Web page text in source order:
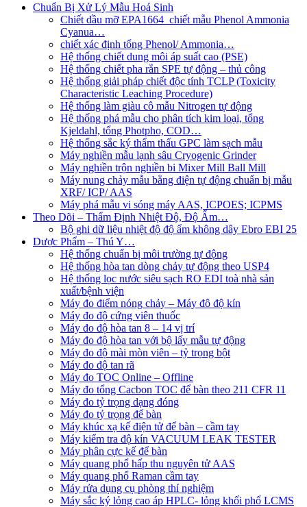
Chuẩn Bị Xử Lý Mẫu Hoá Sinh
Chiết dầu mỡ EPA1664_chiết mẫu Phenol Ammonia
Cyanua…
chiết xác định tổng Phenol/ Ammonia…
Hệ thống chiết dung môi áp suất cao (PSE)
Hệ thống chiết pha rắn SPE tự động – thủ công
Hệ thống giải pháp chiết độc tính TCLP (Toxicity
Characteristic Leaching Procedure)
Hệ thống làm giàu cô mẫu Nitrogen tự động
Hệ thống phá mẫu cho phân tích kim loại, tổng
Kjeldahl, tổng Photpho, COD…
Hệ thống sắc ký thẩm thấu GPC làm sạch mẫu
Máy nghiền mẫu lạnh sâu Cryogenic Grinder
Máy nghiền trộn nghiền bi Mixer Mill Ball Mill
Máy nung chảy mẫu bằng điện tự động chuẩn bị mẫu
XRF/ ICP/ AAS
Máy phá mẫu vi sóng máy AAS, ICPOES; ICPMS
Theo Dõi – Thẩm Định Nhiệt Độ, Độ Ẩm…
Bộ ghi dữ liệu nhiệt độ độ ẩm không dây Ebro EBI 25
Dược Phẩm – Thú Y…
Hệ thống chuẩn bị môi trường tự động
Hệ thống hòa tan dòng chảy tự động theo USP4
Hệ thống lọc nước siêu sạch RO EDI​​ toà nhà sản
xuất/bệnh viện
Máy đo điểm nóng chảy – Máy đô độ kín
Máy đo độ cứng viên thuốc
Máy đo độ hòa tan 8 – 14 vị trí
Máy đo độ hòa tan với bộ lấy mẫu tự động
Máy đo độ mài mòn viên – tỷ trọng bột
Máy đo độ tan rã
Máy đo TOC Online – Offline
Máy đo tổng Cacbon TOC để bàn theo 211 CFR 11
Máy đo tỷ trọng dạng đóng
Máy đo tỷ trọng để bàn
Máy khúc xạ kế điện tử để bàn – cầm tay
Máy kiểm tra độ kín VACUUM LEAK TESTER
Máy phân cực kế để bàn
Máy quang phổ hấp thu nguyên tử AAS
Máy quang phổ Raman cầm tay
Máy rửa dụng cụ phòng thí nghiệm
Máy sắc ký lỏng cao áp HPLC- lỏng khối phổ LCMS